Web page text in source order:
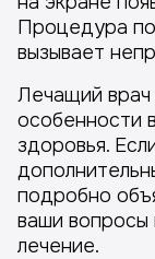
Процедура
вызывает
Лечащий врач
особенности
здоровья.
подробно
ваши вопросы
лечение.